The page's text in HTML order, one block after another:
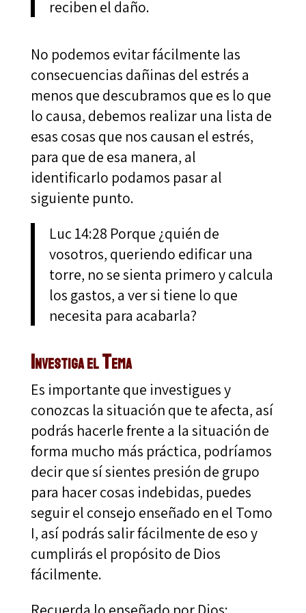
reciben el daño.
No podemos evitar fácilmente las
consecuencias dañinas del estrés a
menos que descubramos que es lo que
lo causa, debemos realizar una lista de
esas cosas que nos causan el estrés,
para que de esa manera, al
identificarlo podamos pasar al
siguiente punto.
Luc 14:28 Porque ¿quién de
vosotros, queriendo edificar una
torre, no se sienta primero y calcula
los gastos, a ver si tiene lo que
necesita para acabarla?
Investiga el Tema
Es importante que investigues y
conozcas la situación que te afecta, así
podrás hacerle frente a la situación de
forma mucho más práctica, podríamos
decir que sí sientes presión de grupo
para hacer cosas indebidas, puedes
seguir el consejo enseñado en el Tomo
I, así podrás salir fácilmente de eso y
cumplirás el propósito de Dios
fácilmente.